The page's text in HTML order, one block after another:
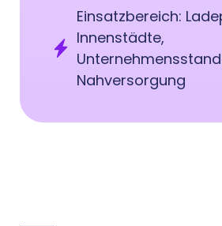
Einsatzbereich:
Innenstädte,
Nahversorgung